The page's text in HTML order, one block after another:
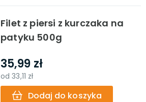
Filet z piersi z kurczaka na
patyku 500g
35,99 zł
od33,11 zł
Dodaj do koszyka